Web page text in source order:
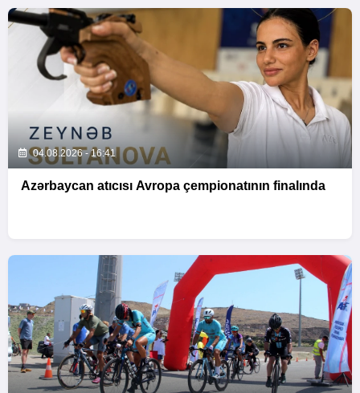
04.08.2026 - 16:41
Azərbaycan atıcısı Avropa çempionatının finalında